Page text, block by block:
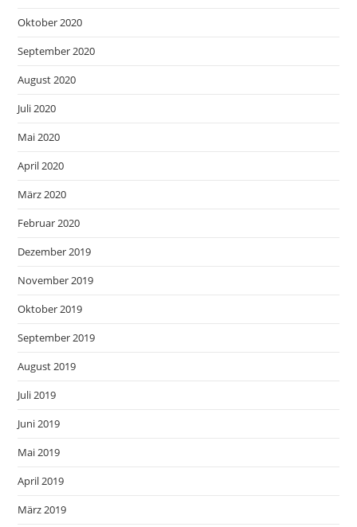
Oktober 2020
September 2020
August 2020
Juli 2020
Mai 2020
April 2020
März 2020
Februar 2020
Dezember 2019
November 2019
Oktober 2019
September 2019
August 2019
Juli 2019
Juni 2019
Mai 2019
April 2019
März 2019